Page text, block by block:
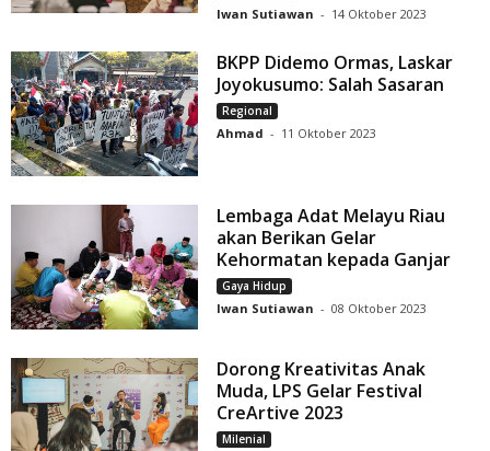
Iwan Sutiawan - 14 Oktober 2023
BKPP Didemo Ormas, Laskar
Joyokusumo: Salah Sasaran
Regional
Ahmad - 11 Oktober 2023
Lembaga Adat Melayu Riau
akan Berikan Gelar
Kehormatan kepada Ganjar
Gaya Hidup
Iwan Sutiawan - 08 Oktober 2023
Dorong Kreativitas Anak
Muda, LPS Gelar Festival
CreArtive 2023
Milenial